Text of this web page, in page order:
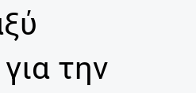
την